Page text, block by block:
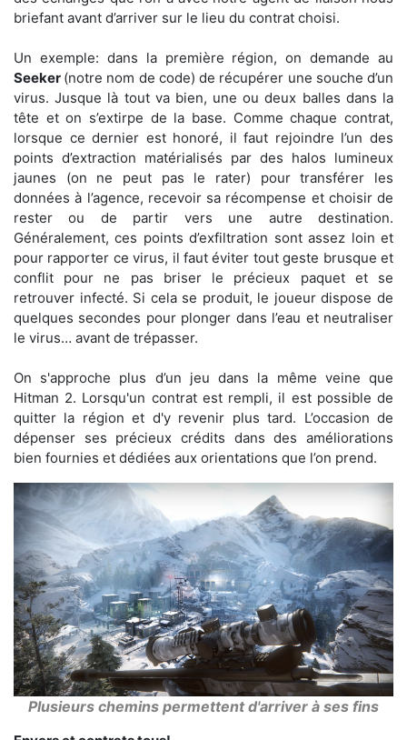
briefant avant d’arriver sur le lieu du contrat choisi.
Un exemple: dans la première région, on demande au
Seeker (notre nom de code) de récupérer une souche d’un
virus. Jusque là tout va bien, une ou deux balles dans la
tête et on s’extirpe de la base. Comme chaque contrat,
lorsque ce dernier est honoré, il faut rejoindre l’un des
points d’extraction matérialisés par des halos lumineux
jaunes (on ne peut pas le rater) pour transférer les
données à l’agence, recevoir sa récompense et choisir de
rester ou de partir vers une autre destination.
Généralement, ces points d’exfiltration sont assez loin et
pour rapporter ce virus, il faut éviter tout geste brusque et
conflit pour ne pas briser le précieux paquet et se
retrouver infecté. Si cela se produit, le joueur dispose de
quelques secondes pour plonger dans l’eau et neutraliser
le virus… avant de trépasser.
On s'approche plus d’un jeu dans la même veine que
Hitman 2. Lorsqu'un contrat est rempli, il est possible de
quitter la région et d'y revenir plus tard. L’occasion de
dépenser ses précieux crédits dans des améliorations
bien fournies et dédiées aux orientations que l’on prend.
Plusieurs chemins permettent d'arriver à ses fins